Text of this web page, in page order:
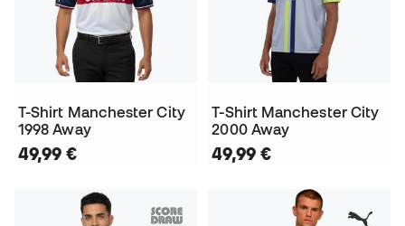
T-Shirt Manchester City
1998 Away
49,99 €
T-Shirt Manchester City
2000 Away
49,99 €